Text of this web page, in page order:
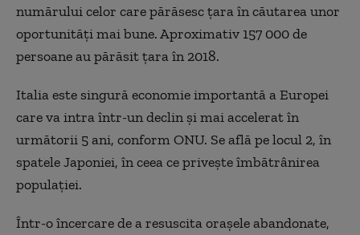
numărului celor care părăsesc ţara în căutarea unor
oportunităţi mai bune. Aproximativ 157 000 de
persoane au părăsit ţara în 2018.
Italia este singură economie importantă a Europei
care va intra într-un declin şi mai accelerat în
următorii 5 ani, conform ONU. Se află pe locul 2, în
spatele Japoniei, în ceea ce priveşte îmbătrânirea
populaţiei.
Într-o încercare de a resuscita oraşele abandonate,